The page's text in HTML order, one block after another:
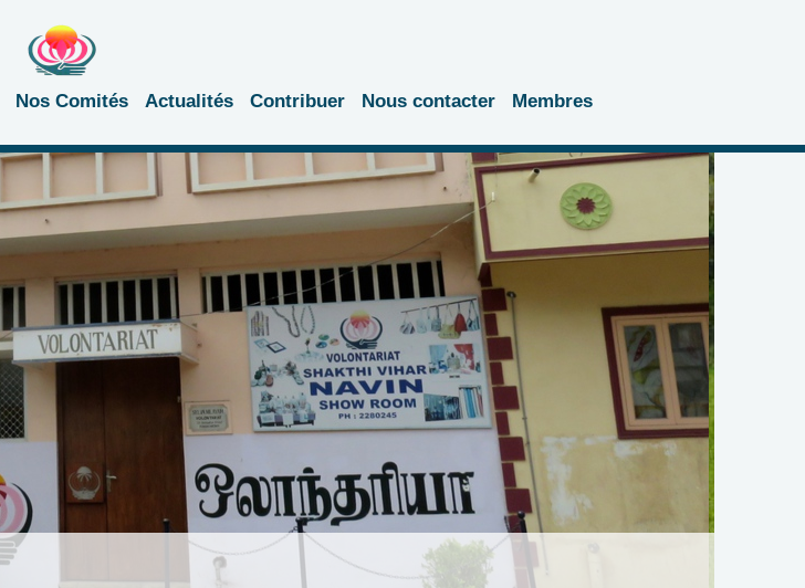
Nos Comités Actualités Contribuer Nous contacter Membres